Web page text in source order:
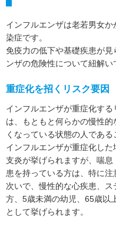
インフルエンザは老若男女
染症です。
免疫力の低下や基礎疾患が
ンザの危険性について紐解い
重症化を招くリスク要因
インフルエンザが重症化す
は、もともと何らかの慢性
くなっている状態の人である
インフルエンザが重症化し
支炎が挙げられますが、喘
患を持っている方は、特に注
次いで、慢性的な心疾患、
方、5歳未満の幼児、65歳以
として挙げられます。